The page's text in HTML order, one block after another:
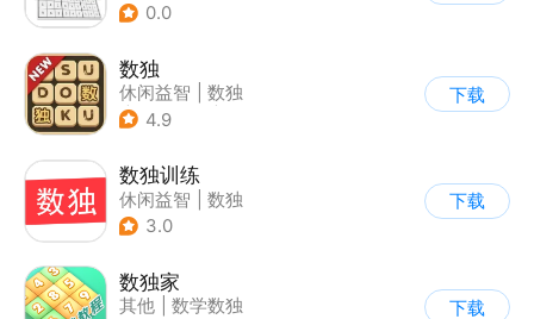
0.0
数独
休闲益智
数独
| 学习教育
4.9
下载
数独训练
休闲益智
数独
3.0
下载
数独家
其他
数学数独
下载